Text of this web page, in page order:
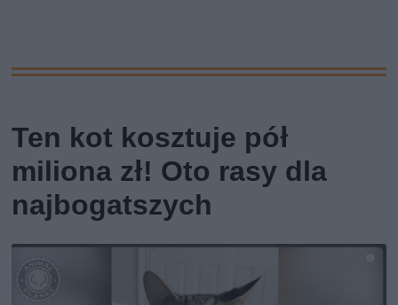
Ten kot kosztuje pół
miliona zł! Oto rasy dla
najbogatszych